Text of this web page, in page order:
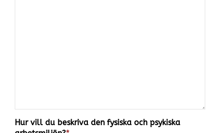
Hur vill du beskriva den fysiska och psykiska